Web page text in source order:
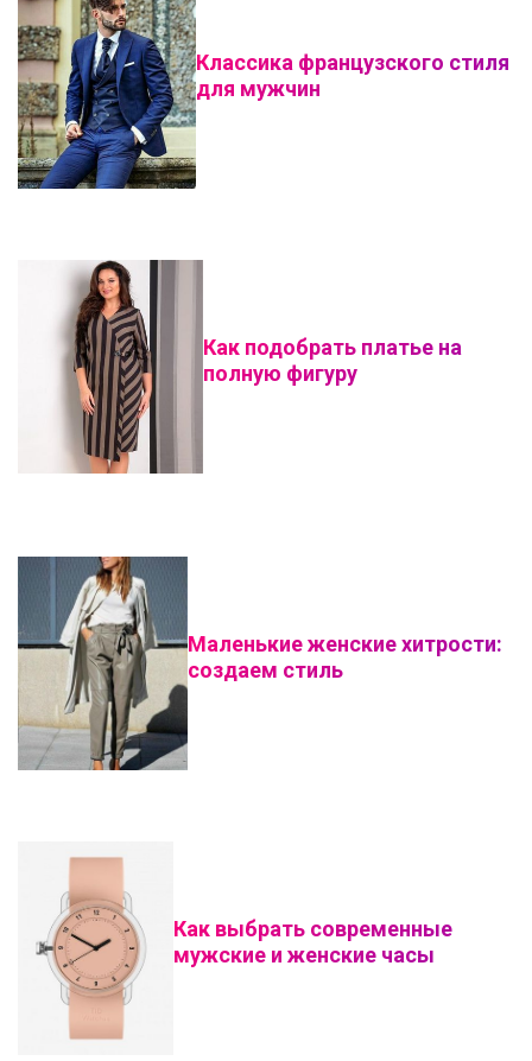
Классика французского стиля
для мужчин
Как подобрать платье на
полную фигуру
Маленькие женские хитрости:
создаем стиль
Как выбрать современные
мужские и женские часы